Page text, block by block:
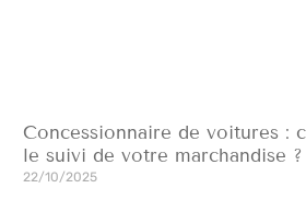
Concessionnaire de voitures :
le suivi de votre marchandise ?
22/10/2025